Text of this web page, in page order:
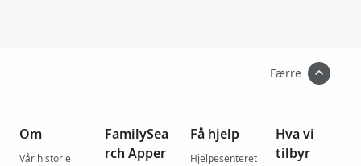
Færre
Om
Vår historie
FamilySea
rch Apper
Få hjelp
Hjelpesenteret
Hva vi
tilbyr